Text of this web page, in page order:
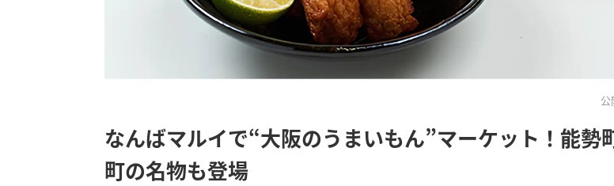
公
なんばマルイで“大阪のうまいもん”マーケット！能勢
町の名物も登場